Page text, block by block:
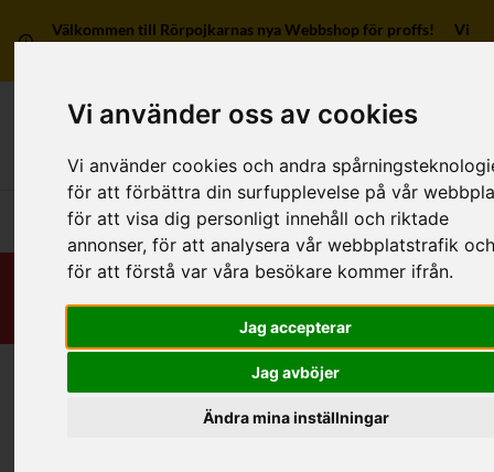
Vi använder oss av cookies
Vi använder cookies och andra
för att förbättra din surfupplevelse på vår
för att visa dig personligt innehåll och riktade
annonser, för att analysera vår webbplatstrafik
för att förstå var våra besökare kommer ifrån.
Jag accepterar
Jag avböjer
Ändra mina inställningar
Välkommen till Rörpojkarnas nya Webbshop för proffs! Vi
Huvudmeny
/ RSK-Kategorier / Rördelar & Kopplingar / Lim
/
Flänsar